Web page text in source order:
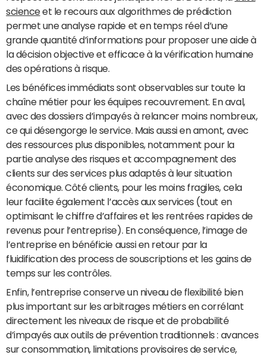
scienceet le recours aux algorithmes de prédiction
permet une analyse rapide et en temps réel d’une
grande quantité d’informations pour proposer une aide à
la décision objective et efficace à la vérification humaine
des opérations à risque.
Les bénéfices immédiats sont observables sur toute la
chaîne métier pour les équipes recouvrement. En aval,
avec des dossiers d’impayés à relancer moins nombreux,
ce qui désengorge le service. Mais aussi en amont, avec
des ressources plus disponibles, notamment pour la
partie analyse des risques et accompagnement des
clients sur des services plus adaptés à leur situation
économique. Côté clients, pour les moins fragiles, cela
leur facilite également l’accès aux services (tout en
optimisant le chiffre d’affaires et les rentrées rapides de
revenus pour l’entreprise). En conséquence, l’image de
l’entreprise en bénéficie aussi en retour par la
fluidification des process de souscriptions et les gains de
temps sur les contrôles.
Enfin, l’entreprise conserve un niveau de flexibilité bien
plus important sur les arbitrages métiers en corrélant
directement les niveaux de risque et de probabilité
d’impayés aux outils de prévention traditionnels : avances
sur consommation, limitations provisoires de service,